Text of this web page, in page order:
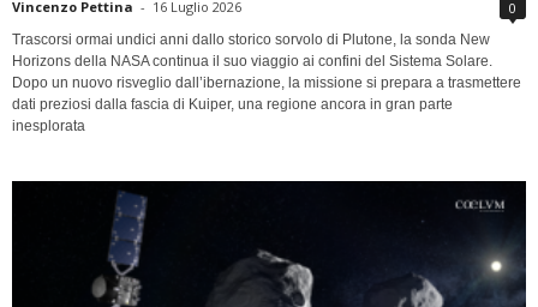
Vincenzo Pettina - 16 Luglio 2026 0
Trascorsi ormai undici anni dallo storico sorvolo di Plutone, la sonda New
Horizons della NASA continua il suo viaggio ai confini del Sistema Solare.
Dopo un nuovo risveglio dall’ibernazione, la missione si prepara a trasmettere
dati preziosi dalla fascia di Kuiper, una regione ancora in gran parte
inesplorata